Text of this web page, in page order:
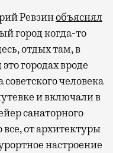
Ревзинобъяснял
город когда-то
отдых там, в
городах вроде
человека
и включали в
санаторного
все, от архитектуры
настроение